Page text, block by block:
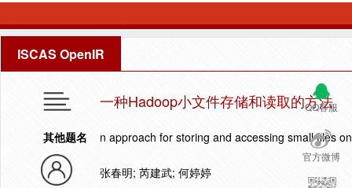
ISCAS OpenIR
QQ客服
官方微博
一种Hadoop小文件存储和读取的方法
其他题名 n approach for storing and accessing small files
张春明; 芮建武; 何婷婷